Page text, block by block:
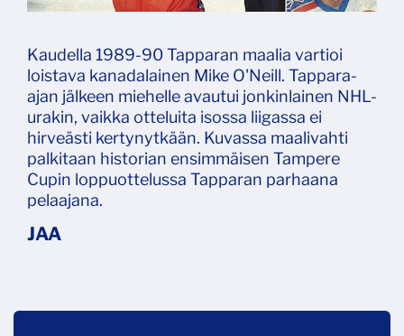
Kaudella 1989-90 Tapparan maalia vartioi
loistava kanadalainen Mike O'Neill. Tappara-
ajan jälkeen miehelle avautui jonkinlainen NHL-
urakin, vaikka otteluita isossa liigassa ei
hirveästi kertynytkään. Kuvassa maalivahti
palkitaan historian ensimmäisen Tampere
Cupin loppuottelussa Tapparan parhaana
pelaajana.